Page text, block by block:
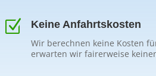
Z Keine Anfahrtskosten
Wir berechnen keine Kosten
erwarten wir fairerweise